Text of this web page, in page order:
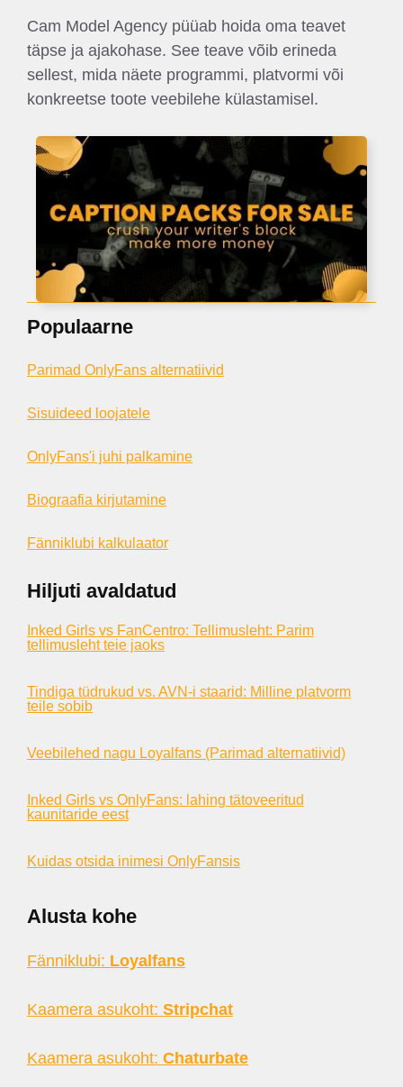
Cam Model Agency püüab hoida oma teavet
täpse ja ajakohase. See teave võib erineda
sellest, mida näete programmi, platvormi või
konkreetse toote veebilehe külastamisel.
Populaarne
Parimad OnlyFans alternatiivid
Sisuideed loojatele
OnlyFans'i juhi palkamine
Biograafia kirjutamine
Fänniklubi kalkulaator
Hiljuti avaldatud
Inked Girls vs FanCentro: Tellimusleht: Parim
tellimusleht teie jaoks
Tindiga tüdrukud vs. AVN-i staarid: Milline platvorm
teile sobib
Veebilehed nagu Loyalfans (Parimad alternatiivid)
Inked Girls vs OnlyFans: lahing tätoveeritud
kaunitaride eest
Kuidas otsida inimesi OnlyFansis
Alusta kohe
Fänniklubi: Loyalfans
Kaamera asukoht: Stripchat
Kaamera asukoht: Chaturbate